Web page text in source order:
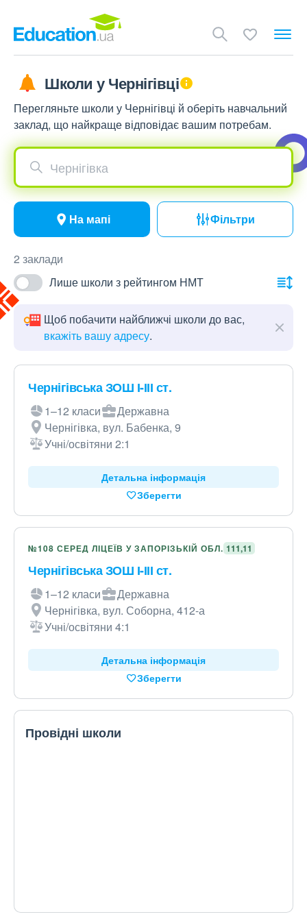
Школи у Чернігівці
Перегляньте школи у Чернігівці й оберіть навчальний
заклад, що найкраще відповідає вашим потребам.
Чернігівка
На мапі Фільтри
2 заклади
Лише школи з рейтингом НМТ
Щоб побачити найближчі школи до вас,
вкажіть вашу адресу.
Чернігівська ЗОШ І-ІІІ ст.
1–12 класи
Державна
Чернігівка, вул. Бабенка, 9
Учні/освітяни 2:1
Детальна інформація
Зберегти
№108 СЕРЕД ЛІЦЕЇВ У ЗАПОРІЗЬКІЙ ОБЛ. 111,11
Чернігівська ЗОШ І-ІІІ ст.
1–12 класи
Державна
Чернігівка, вул. Соборна, 412-а
Учні/освітяни 4:1
Детальна інформація
Зберегти
Провідні школи